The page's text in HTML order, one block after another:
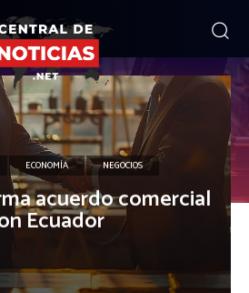
ECONOMÍA NEGOCIOS
acuerdo comercial
Ecuador